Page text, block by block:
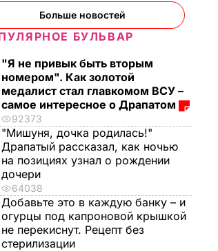
Больше новостей
БУЛЬВАР
"Я не привык быть вторым
номером". Как золотой
медалист стал главкомом ВСУ –
самое интересное о Драпатом
92373
"Мишуня, дочка родилась!"
Драпатый рассказал, как ночью
на позициях узнал о рождении
дочери
64038
Добавьте это в каждую банку – и
огурцы под капроновой крышкой
не перекиснут. Рецепт без
стерилизации